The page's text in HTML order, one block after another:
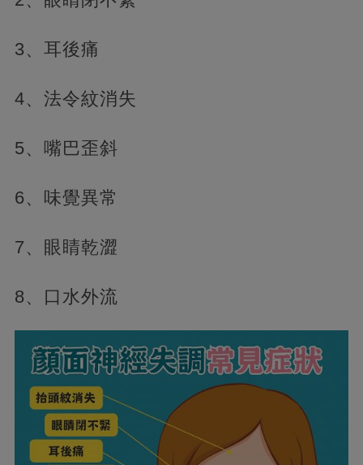
3、耳後痛
4、法令紋消失
5、嘴巴歪斜
6、味覺異常
7、眼睛乾澀
8、口水外流